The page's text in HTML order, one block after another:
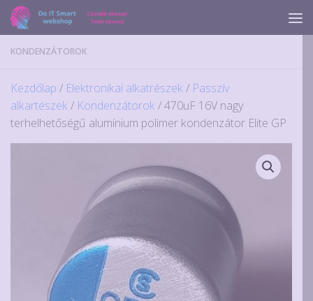
Skip to content
KONDENZÁTOROK
Kezdőlap / Elektronikai alkatrészek / Passzív
alkartészek / Kondenzátorok / 470uF 16V nagy
terhelhetőségű alumínium polimer kondenzátor Elite GP